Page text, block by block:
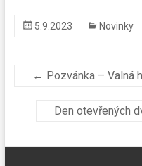
5.9.2023 Novinky
← Pozvánka – Valná
Den otevřených